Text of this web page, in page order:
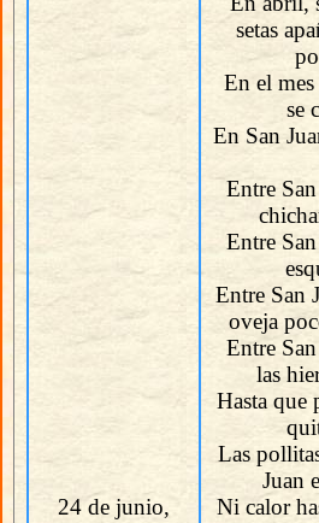
24 de junio,
setas
En el
se
En San
Entre
Entre
Entre San
oveja
Entre
las
Hasta que
Las
Juan
Ni calor